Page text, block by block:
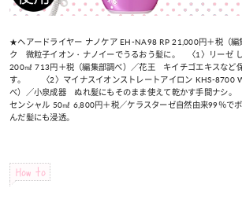
★ヘアードライヤー ナノケア EH-NA98 RP 21,000円＋税（編
ク 微粒子イオン・ナノイーでうるおう髪に。 〈1〉リーゼ
200㎖ 713円＋税（編集部調べ）／花王 キイチゴエキスなど
す。 〈2〉マイナスイオンストレートアイロン KHS-8700
べ）／小泉成器 ぬれ髪にもそのまま使えて乾かす手間ナシ
センシャル 50㎖ 6,800円＋税／ケラスターゼ自然由来99％で
んだ髪にも浸透。
How to